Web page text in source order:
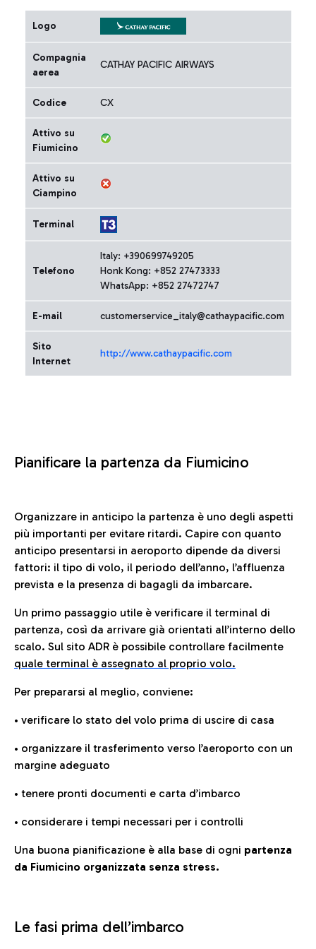
Logo
Compagnia
aerea
CATHAY PACIFIC AIRWAYS
Codice CX
Attivo su
Fiumicino
Attivo su
Ciampino
Terminal
Telefono
Italy: +390699749205
Honk Kong: +852 27473333
WhatsApp: +852 27472747
E-mail customerservice_italy@cathaypacific.com
Sito
Internet
http://www.cathaypacific.com
Pianificare la partenza da Fiumicino
Organizzare in anticipo la partenza è uno degli aspetti
più importanti per evitare ritardi. Capire con quanto
anticipo presentarsi in aeroporto dipende da diversi
fattori: il tipo di volo, il periodo dell’anno, l’affluenza
prevista e la presenza di bagagli da imbarcare.
Un primo passaggio utile è verificare il terminal di
partenza, così da arrivare già orientati all’interno dello
scalo. Sul sito ADR è possibile controllare facilmente
quale terminal è assegnato al proprio volo.
Per prepararsi al meglio, conviene:
• verificare lo stato del volo prima di uscire di casa
• organizzare il trasferimento verso l’aeroporto con un
margine adeguato
• tenere pronti documenti e carta d’imbarco
• considerare i tempi necessari per i controlli
Una buona pianificazione è alla base di ogni partenza
da Fiumicino organizzata senza stress.
Le fasi prima dell’imbarco